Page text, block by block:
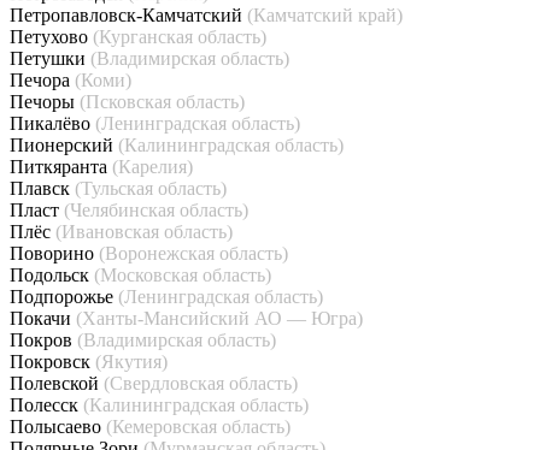
Петропавловск-Камчатский (Камчатский край)
Петухово (Курганская область)
Петушки (Владимирская область)
Печора (Коми)
Печоры (Псковская область)
Пикалёво (Ленинградская область)
Пионерский (Калининградская область)
Питкяранта (Карелия)
Плавск (Тульская область)
Пласт (Челябинская область)
Плёс (Ивановская область)
Поворино (Воронежская область)
Подольск (Московская область)
Подпорожье (Ленинградская область)
Покачи (Ханты-Мансийский АО — Югра)
Покров (Владимирская область)
Покровск (Якутия)
Полевской (Свердловская область)
Полесск (Калининградская область)
Полысаево (Кемеровская область)